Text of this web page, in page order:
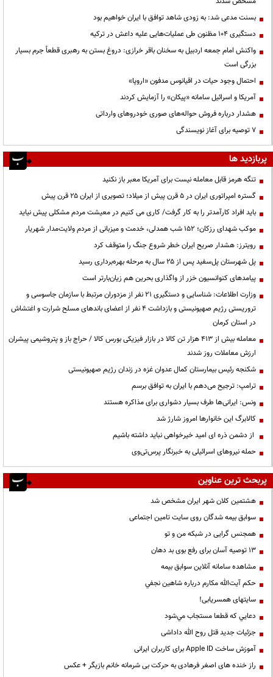
بسنت مدعی شد: به زودی شاهد توافق با ایران خواهیم بود
دستگیری ۱۰۴ مظنون طی عملیات‌هایی علیه داعش در ترکیه
واکنش امام جمعه اردبیل به سخنان باقر خرازی: دروغ بستن به رهبری قطعاً جرم بسیار
بزرگی است
احتمال وجود حیات در اقیانوس مدفون «اروپا»
آمریکا و اسرائیل سامانه «پیکان» را آزمایش کردند
هشدار درباره فروش حواله‌های صوری خودروهای وارداتی
۷ توصیه برای آغاز نویسندگی
پربازدید ها
تنگه هرمز قابل معامله نیست برای آمریکا معبر باز نکنید
گستره امپراتوری ایران در ۵ قرن پیش از میلاد؛ تصویری از ایران ۲۵ قرن پیش
باید افراد کارآمدتر را به کار گرفت/ کاری می کنیم در معیشت مردم مشکلی پیش نیاید
موکب شهدای رزکان؛ ۱۵۲ شب همدلی، خدمت و میزبانی از مردم ولایت‌مدار شهریار
رویترز: هشدار صریح ایران خطر شروع جنگ را متوقف کرد
پل شهرستان پل‌سفید پس از ۲۵ سال به مرحله بهره‌برداری رسید
پیامدهای کنوانسیون خزر از واگذاری بحرین هم زیان‌بارتر است
وزارت اطلاعات: شناسایی و دستگیری ۲۱ نفر از مزدوران مرتبط با سازمان جاسوسی و
تروریستی رژیم صهیونیستی و بازداشت ۴ نفر از اعضای باندهای مسلح شرارت و اغتشاش
در استان کرمان
معامله بیش از ۴۱۳ هزار تن کالا در بازار فیزیکی بورس کالا / حراج باز و پتروشیمی پیشران
ارزش معاملات روز شدند
شکنجه رئیس بیمارستان کمال عدوان غزه در زندان رژیم صهیونیستی
ترامپ: ترجیح می‌دهم با ایران به توافق برسم
ونس: ایرانی‌ها طرف بسیار دشواری برای مذاکره هستند
کالابرگ این خانوارها امروز شارژ شد
از دشمن ذره ای امید خیرخواهی نباید داشته باشیم
حمله نیروهای اسرائیلی به خبرنگار پرس‌تی‌وی
پربحث ترین عناوین
هشتمین کلان شهر ایران مشخص شد
سوابق بیمه شدگان روی سایت تامین اجتماعی
همجنس گرایی در شبکه من و تو
13 توصیه آسان برای رفع بوی بد دهان
مشاهده سامانه آنلاين سوابق بیمه
حكم آيت‌الله مكارم درباره شاهين نجفي
سایتهای همسریابی!
دعايي كه قطعا مستجاب مي‌شود
جزئیات جدید قتل روح الله داداشی
آموزش ساخت Apple ID برای کاربران ایرانی
راز خنده های اصغر فرهادی به حرکت بی شرمانه خانم بازیگر + عکس